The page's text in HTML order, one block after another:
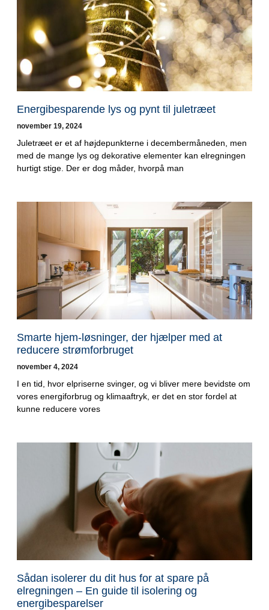
Energibesparende lys og pynt til juletræet
november 19, 2024
Juletræet er et af højdepunkterne i decembermåneden, men
med de mange lys og dekorative elementer kan elregningen
hurtigt stige. Der er dog måder, hvorpå man
Smarte hjem-løsninger, der hjælper med at
reducere strømforbruget
november 4, 2024
I en tid, hvor elpriserne svinger, og vi bliver mere bevidste om
vores energiforbrug og klimaaftryk, er det en stor fordel at
kunne reducere vores
Sådan isolerer du dit hus for at spare på
elregningen – En guide til isolering og
energibesparelser